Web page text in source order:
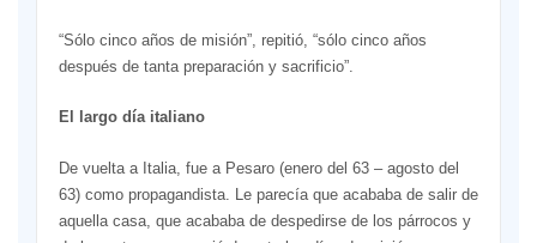
“Sólo cinco años de misión”, repitió, “sólo cinco años
después de tanta preparación y sacrificio”.
El largo día italiano
De vuelta a Italia, fue a Pesaro (enero del 63 – agosto del
63) como propagandista. Le parecía que acababa de salir de
aquella casa, que acababa de despedirse de los párrocos y